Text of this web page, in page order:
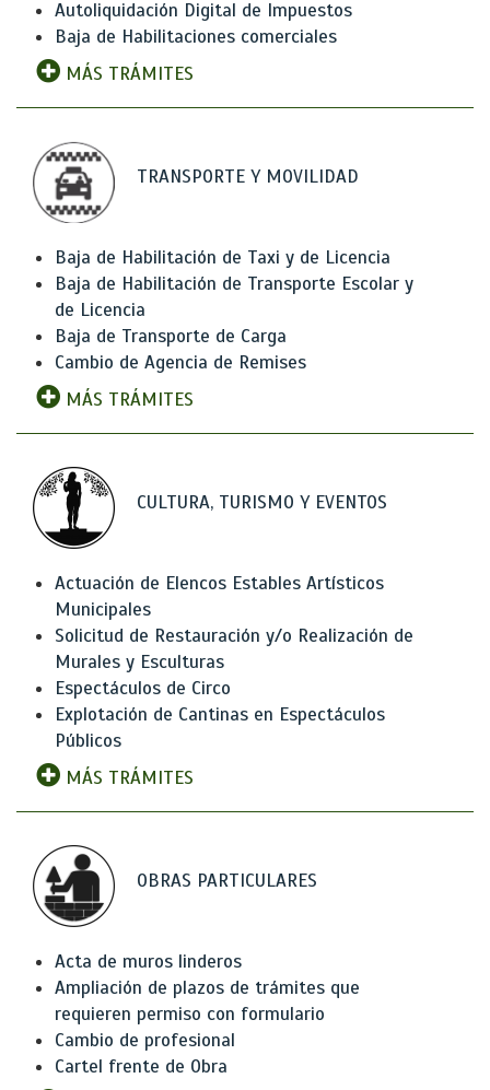
Autoliquidación Digital de Impuestos
Baja de Habilitaciones comerciales
MÁS TRÁMITES
TRANSPORTE Y MOVILIDAD
Baja de Habilitación de Taxi y de Licencia
Baja de Habilitación de Transporte Escolar y
de Licencia
Baja de Transporte de Carga
Cambio de Agencia de Remises
MÁS TRÁMITES
CULTURA, TURISMO Y EVENTOS
Actuación de Elencos Estables Artísticos
Municipales
Solicitud de Restauración y/o Realización de
Murales y Esculturas
Espectáculos de Circo
Explotación de Cantinas en Espectáculos
Públicos
MÁS TRÁMITES
OBRAS PARTICULARES
Acta de muros linderos
Ampliación de plazos de trámites que
requieren permiso con formulario
Cambio de profesional
Cartel frente de Obra